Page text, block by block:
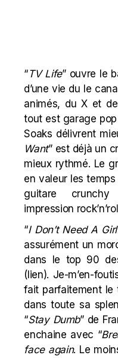
“TV Life” ouvre le
d’une vie du le
animés, du X et
tout est garage
Soaks délivrent
Want” est déjà un
mieux rythmé. Le
en valeur les
guitare
impression
“I Don’t Need A
assurément un
dans le top 90
( lien). Je-m’en-
fait parfaitement le
dans toute sa
“Stay Dumb” de
enchaine avec “
face again. Le